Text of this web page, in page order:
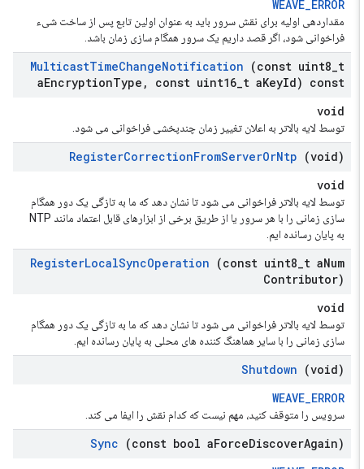
WEAVE_ERROR
مقداردهی اولیه برای نقش سرور باید به عنوان اولین تابع پس از ساخت شیء
فراخوانی شود، اگر قصد داریم یک سرور همگام سازی زمان باشد.
MulticastTimeChangeNotification (const uint8 _
aEncryptionType const uint16 _ t aKeyId) const
void
توسط لایه بالاتر به اعلان تغییر زمان چندپخشی فراخوانی می شود.
RegisterCorrectionFromServerOrNtp (void)
void
توسط لایه بالاتر فراخوانی می شود تا نشان دهد که ما به تازگی یک دور همگام
سازی زمانی را با هر سرور یا از طریق برخی از ابزارهای قابل اعتماد مانند NTP
به پایان رسانده ایم.
RegisterLocalSyncOperation (const uint8 _ t aNum
Contributor)
void
توسط لایه بالاتر فراخوانی می شود تا نشان دهد که ما به تازگی یک دور همگام
سازی زمانی را با سایر هماهنگ کننده های محلی به پایان رسانده ایم.
Shutdown (void)
WEAVE_ERROR
سرویس را متوقف کنید، مهم نیست که کدام نقش را ایفا می کند.
Sync (const bool aForceDiscoverAgain)